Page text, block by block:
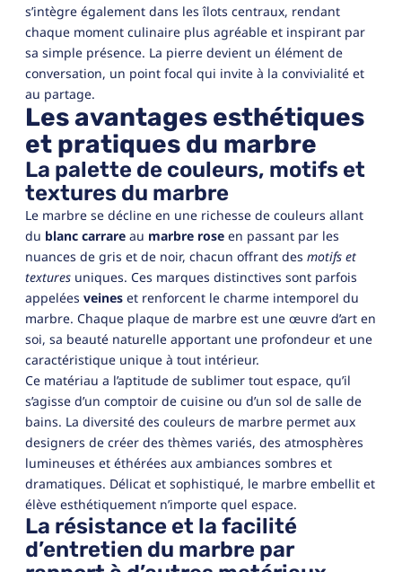
s’intègre également dans les îlots centraux, rendant
chaque moment culinaire plus agréable et inspirant par
sa simple présence. La pierre devient un élément de
conversation, un point focal qui invite à la convivialité et
au partage.
Les avantages esthétiques
et pratiques du marbre
La palette de couleurs, motifs et
textures du marbre
Le marbre se décline en une richesse de couleurs allant
du blanc carrare au marbre rose en passant par les
nuances de gris et de noir, chacun offrant des motifs et
textures uniques. Ces marques distinctives sont parfois
appelées veines et renforcent le charme intemporel du
marbre. Chaque plaque de marbre est une œuvre d’art en
soi, sa beauté naturelle apportant une profondeur et une
caractéristique unique à tout intérieur.
Ce matériau a l’aptitude de sublimer tout espace, qu’il
s’agisse d’un comptoir de cuisine ou d’un sol de salle de
bains. La diversité des couleurs de marbre permet aux
designers de créer des thèmes variés, des atmosphères
lumineuses et éthérées aux ambiances sombres et
dramatiques. Délicat et sophistiqué, le marbre embellit et
élève esthétiquement n’importe quel espace.
La résistance et la facilité
d’entretien du marbre par